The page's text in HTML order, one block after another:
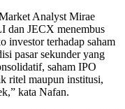
Analyst Mirae
dan JECX menembus
investor terhadap saham
pasar sekunder yang
saham IPO
ritel maupun institusi,
kata Nafan.